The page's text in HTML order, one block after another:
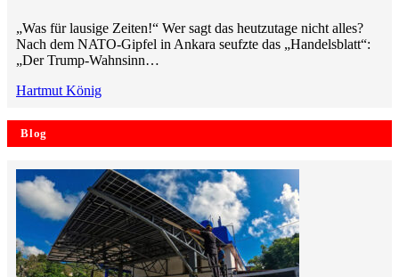
„Was für lausige Zeiten!“ Wer sagt das heutzutage nicht alles?
Nach dem NATO-Gipfel in Ankara seufzte das „Handelsblatt“:
„Der Trump-Wahnsinn…
Hartmut König
Blog